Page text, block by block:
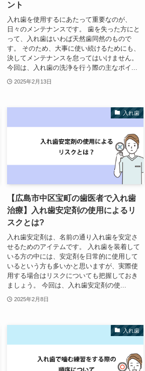
ント
入れ歯を使用するにあたって重要なのが、
日々のメンテナンスです。 歯を失った方にと
って、入れ歯はいわば天然歯同然のもので
す。 そのため、大事に使い続けるためにも、
決してメンテナンスを怠ってはいけません。
今回は、入れ歯の洗浄を行う際の主なポイ...
2025年2月13日
入れ歯
【広島市中区宝町の歯医者で入れ歯
治療】入れ歯安定剤の使用によるリ
スクとは?
入れ歯安定剤は、名前の通り入れ歯を安定さ
せるためのアイテムです。 入れ歯を装着して
いる方の中には、安定剤を日常的に使用して
いるという方も多いかと思いますが、実際使
用する場合はリスクについても把握しておき
ましょう。 今回は、入れ歯安定剤の使...
2025年2月8日
入れ歯